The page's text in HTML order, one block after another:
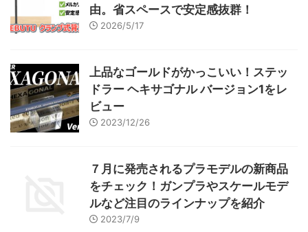
現状を見てみよう！ さ ...由。省スペースで安定感抜群！
2026/5/17
上品なゴールドがかっこいい！ステッ
ドラー ヘキサゴナル バージョン1をレ
ビュー
2023/12/26
７月に発売されるプラモデルの新商品
をチェック！ガンプラやスケールモデ
ルなど注目のラインナップを紹介
2023/7/9